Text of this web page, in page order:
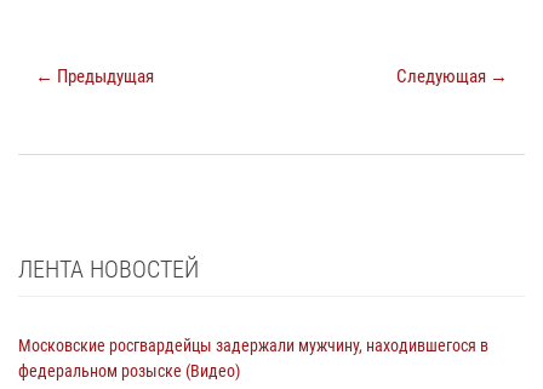
← Предыдущая Следующая →
ЛЕНТА НОВОСТЕЙ
Московские росгвардейцы задержали мужчину, находившегося в
федеральном розыске (Видео)